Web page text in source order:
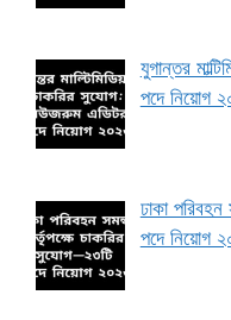
যুগান্তর
পদে নিয়োগ
ঢাকা
পদে নিয়োগ